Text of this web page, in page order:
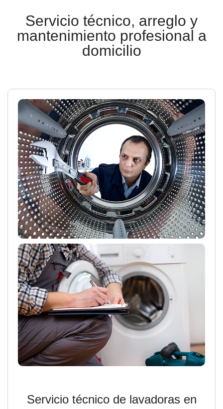
Servicio técnico, arreglo y
mantenimiento profesional a
domicilio
Servicio técnico de lavadoras en